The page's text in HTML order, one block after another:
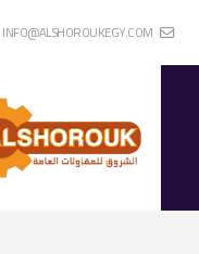
INFO@ALSHOROUKEGY.COM